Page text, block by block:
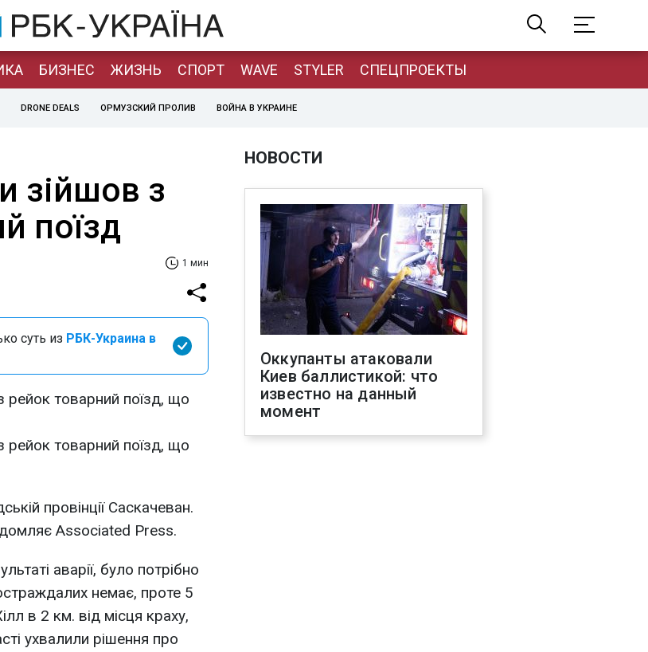
БИЗНЕС ЖИЗНЬ СПОРТ WAVE STYLER СПЕЦПРОЕКТЫ
DRONE DEALS ОРМУЗСКИЙ ПРОЛИВ ВОЙНА В УКРАИНЕ
зійшов з
поїзд
1 мин
суть из РБК-Украина в
рейок товарний поїзд, що
рейок товарний поїзд, що
провінції Саскачеван.
Associated Press.
аварії, було потрібно
немає, проте 5
в 2 км. від місця краху,
ухвалили рішення про
НОВОСТИ
Оккупанты атаковали
Киев баллистикой: что
известно на данный
момент